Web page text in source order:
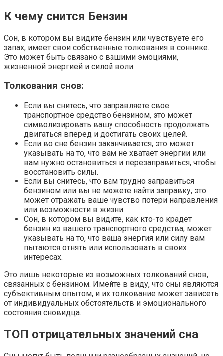
К чему снится Бензин
Сон, в котором вы видите бензин или чувствуете его
запах, имеет свои собственные толкования в соннике.
Это может быть связано с вашими эмоциями,
жизненной энергией и силой воли.
Толкования снов:
Если вы снитесь, что заправляете свое
транспортное средство бензином, это может
символизировать вашу способность продолжать
двигаться вперед и достигать своих целей.
Если во сне бензин заканчивается, это может
указывать на то, что вам не хватает энергии или
вам нужно остановиться и перезаправиться, чтобы
восстановить силы.
Если вы снитесь, что вам трудно заправиться
бензином или вы не можете найти заправку, это
может отражать ваше чувство потери направления
или возможности в жизни.
Сон, в котором вы видите, как кто-то крадет
бензин из вашего транспортного средства, может
указывать на то, что ваша энергия или силу вам
пытаются отнять или использовать в своих
интересах.
Это лишь некоторые из возможных толкований снов,
связанных с бензином. Имейте в виду, что сны являются
субъективным опытом, и их толкование может зависеть
от индивидуальных обстоятельств и эмоционального
состояния сновидца.
ТОП отрицательных значений сна